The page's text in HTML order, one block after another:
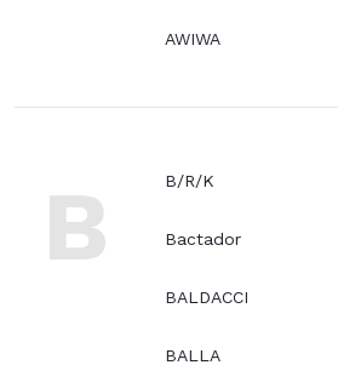
AWIWA
B B/R/K
Bactador
BALDACCI
BALLA